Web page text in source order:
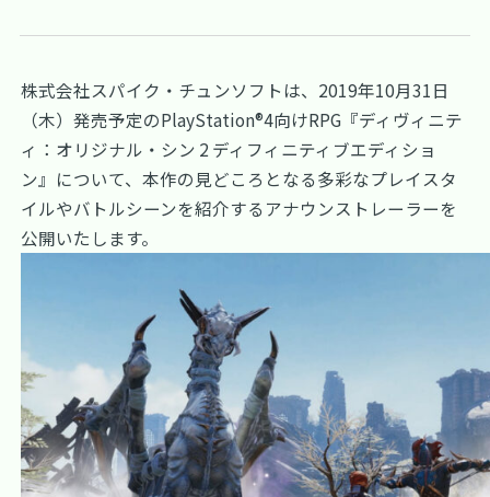
株式会社スパイク・チュンソフトは、2019年10月31日
（木）発売予定のPlayStation®4向けRPG『ディヴィニテ
ィ：オリジナル・シン 2 ディフィニティブエディショ
ン』について、本作の見どころとなる多彩なプレイスタ
イルやバトルシーンを紹介するアナウンストレーラーを
公開いたします。